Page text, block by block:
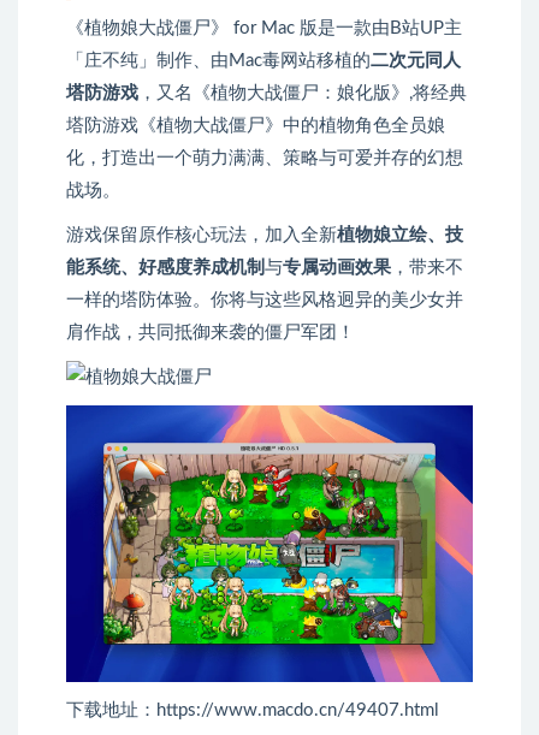
《植物娘大战僵尸》 for Mac 版是一款由B站UP主
「庄不纯」制作、由Mac毒网站移植的二次元同人
塔防游戏 ，又名《植物大战僵尸：娘化版》,将经典
塔防游戏《植物大战僵尸》中的植物角色全员娘
化，打造出一个萌力满满、策略与可爱并存的幻想
战场。
游戏保留原作核心玩法，加入全新植物娘立绘、技
能系统、好感度养成机制 与专属动画效果 ，带来不
一样的塔防体验。你将与这些风格迥异的美少女并
肩作战，共同抵御来袭的僵尸军团！
下载地址：https://www.macdo.cn/49407.html